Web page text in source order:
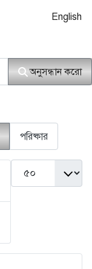
আপনার ভাষা
English
অনুসন্ধান করো
পরিষ্কার